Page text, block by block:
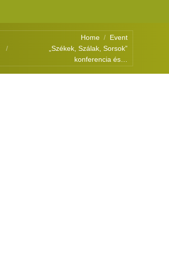
Home
Event
„Székek, Szálak, Sorsok”
konferencia és…